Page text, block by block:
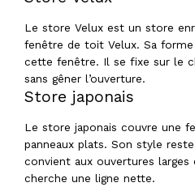
Le store Velux est un store
fenêtre de toit Velux. Sa
cette fenêtre. Il se fixe sur le
sans gêner l’ouverture.
Store japonais
Le store japonais couvre une
panneaux plats. Son style
convient aux ouvertures
cherche une ligne nette.